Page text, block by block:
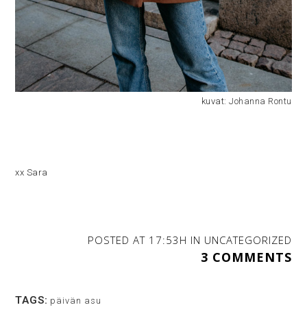
kuvat:Johanna Rontu
xx Sara
POSTED AT 17:53H IN UNCATEGORIZED
3 COMMENTS
TAGS: päivän asu